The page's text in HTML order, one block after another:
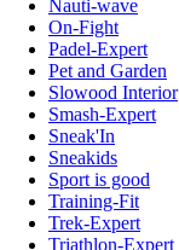
Nauti-wave
On-Fight
Padel-Expert
Pet and Garden
Slowood Interior
Smash-Expert
Sneak'In
Sneakids
Sport is good
Training-Fit
Trek-Expert
Triathlon-Expert